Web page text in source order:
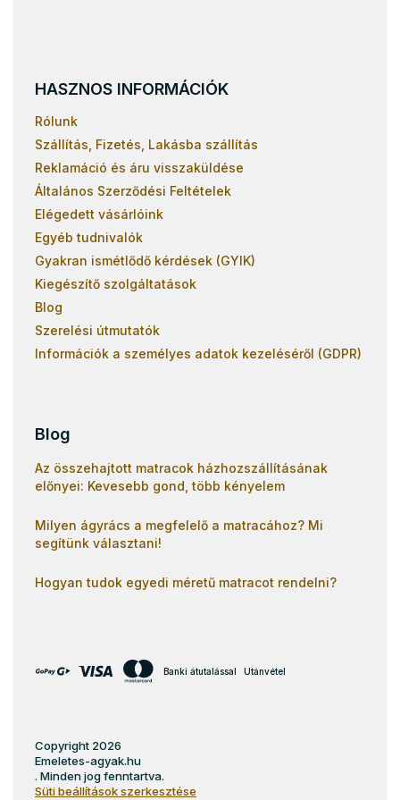
HASZNOS INFORMÁCIÓK
Rólunk
Szállítás, Fizetés, Lakásba szállítás
Reklamáció és áru visszaküldése
Általános Szerződési Feltételek
Elégedett vásárlóink
Egyéb tudnivalók
Gyakran ismétlődő kérdések (GYIK)
Kiegészítő szolgáltatások
Blog
Szerelési útmutatók
Információk a személyes adatok kezeléséről (GDPR)
Blog
Az összehajtott matracok házhozszállításának
előnyei: Kevesebb gond, több kényelem
Milyen ágyrács a megfelelő a matracához? Mi
segítünk választani!
Hogyan tudok egyedi méretű matracot rendelni?
Banki átutalással Utánvétel
Copyright 2026
Emeletes-agyak.hu
. Minden jog fenntartva.
Süti beállítások szerkesztése